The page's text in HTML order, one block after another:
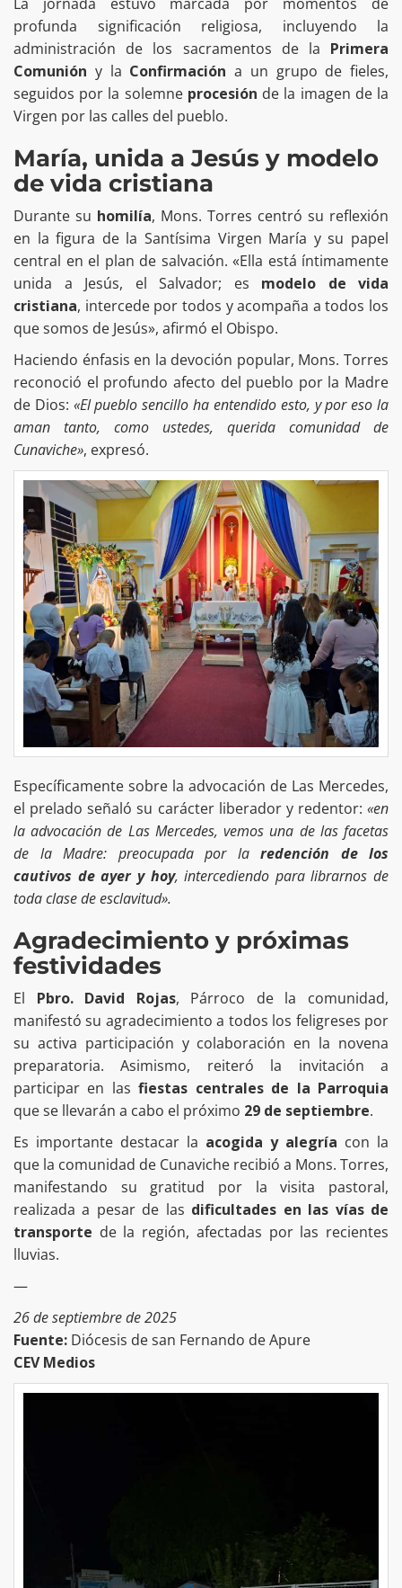
profunda significación religiosa, incluyendo la
administración de los sacramentos de la Primera
Comunión y la Confirmación a un grupo de fieles,
seguidos por la solemne procesión de la imagen de la
Virgen por las calles del pueblo.
María, unida a Jesús y modelo
de vida cristiana
Durante su homilía, Mons. Torres centró su reflexión
en la figura de la Santísima Virgen María y su papel
central en el plan de salvación. «Ella está íntimamente
unida a Jesús, el Salvador; es modelo de vida
cristiana, intercede por todos y acompaña a todos los
que somos de Jesús», afirmó el Obispo.
Haciendo énfasis en la devoción popular, Mons. Torres
reconoció el profundo afecto del pueblo por la Madre
de Dios: «El pueblo sencillo ha entendido esto, y por eso la
aman tanto, como ustedes, querida comunidad de
Cunaviche», expresó.
Específicamente sobre la advocación de Las Mercedes,
el prelado señaló su carácter liberador y redentor: «en
la advocación de Las Mercedes, vemos una de las facetas
de la Madre: preocupada por la redención de los
cautivos de ayer y hoy, intercediendo para librarnos de
toda clase de esclavitud».
Agradecimiento y próximas
festividades
El Pbro. David Rojas, Párroco de la comunidad,
manifestó su agradecimiento a todos los feligreses por
su activa participación y colaboración en la novena
preparatoria. Asimismo, reiteró la invitación a
participar en lasfiestas centrales de la Parroquia
que se llevarán a cabo el próximo 29 de septiembre.
Es importante destacar la acogida y alegría con la
que la comunidad de Cunaviche recibió a Mons. Torres,
manifestando su gratitud por la visita pastoral,
realizada a pesar de las dificultades en las vías de
transporte de la región, afectadas por las recientes
lluvias.
—
26 de septiembre de 2025
Fuente: Diócesis de san Fernando de Apure
CEV Medios